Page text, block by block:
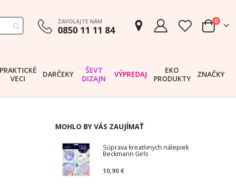
ZAVOLAJTE NÁM
0850 11 11 84 Cart
0
PRAKTICKÉ
VECI
DARČEKY
ŠEVT
DIZAJN
VÝPREDAJ
EKO
PRODUKTY
ZNAČKY
MOHLO BY VÁS ZAUJÍMAŤ
Súprava kreatívnych nálepiek
Beckmann Girls
10,90 €